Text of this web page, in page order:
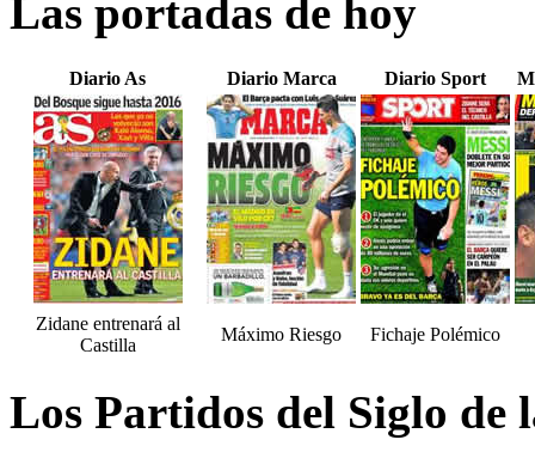
Las portadas de hoy
Diario As Diario Marca Diario Sport
Zidane entrenará al
Castilla
Máximo Riesgo Fichaje Polémico
Los Partidos del Siglo de